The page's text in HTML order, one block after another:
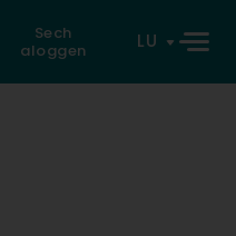
Sech
aloggen
LU